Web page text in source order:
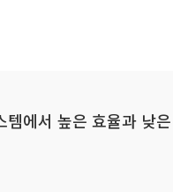
에서 높은 효율과 낮